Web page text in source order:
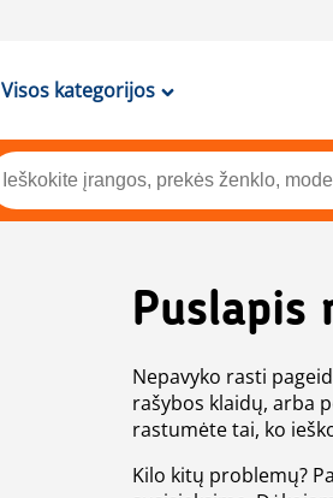
Visos kategorijos
Puslapis
Nepavyko rasti
rašybos klaidų, arba
rastumėte tai, ko
Kilo kitų problemų?